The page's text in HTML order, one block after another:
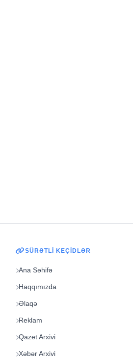
SÜRƏTLI KEÇIDLƏR
Ana Səhifə
Haqqımızda
Əlaqə
Reklam
Qazet Arxivi
Xəbər Arxivi